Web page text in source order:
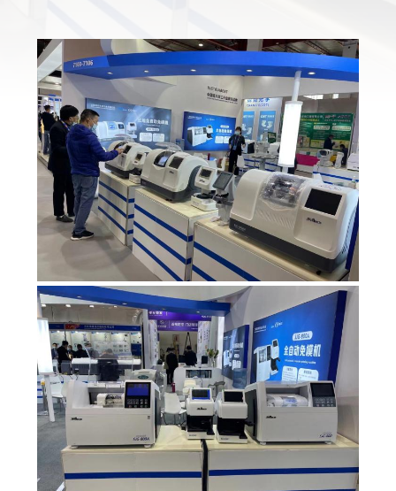
คุณภาพ
ติดต่อ
ขอ
ใบ
เสนอ
ราคา
แผนผัง
เว็บไซต์